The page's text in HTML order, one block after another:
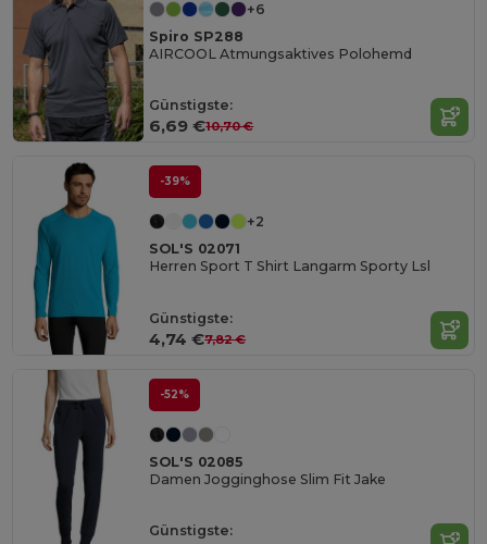
+6
Spiro SP288
AIRCOOL Atmungsaktives Polohemd
Günstigste:
6,69 €10,70 €
-39%
+2
SOL'S 02071
Herren Sport T Shirt Langarm Sporty Lsl
Günstigste:
4,74 €7,82 €
-52%
SOL'S 02085
Damen Jogginghose Slim Fit Jake
Günstigste: